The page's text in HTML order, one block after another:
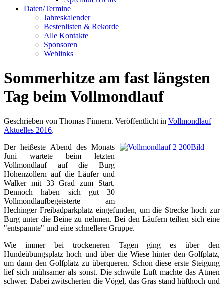
Daten/Termine
Jahreskalender
Bestenlisten & Rekorde
Alle Kontakte
Sponsoren
Weblinks
Sommerhitze am fast längsten
Tag beim Vollmondlauf
Geschrieben von Thomas Finnern. Veröffentlicht in Vollmondlauf
Aktuelles 2016.
Der heißeste Abend des Monats
Juni wartete beim letzten
Vollmondlauf auf die Burg
Hohenzollern auf die Läufer und
Walker mit 33 Grad zum Start.
Dennoch haben sich gut 30
Vollmondlaufbegeisterte am
Hechinger Freibadparkplatz eingefunden, um die Strecke hoch zur
Burg unter die Beine zu nehmen. Bei den Läufern teilten sich eine
"entspannte" und eine schnellere Gruppe.
Wie immer bei trockeneren Tagen ging es über den
Hundeübungsplatz hoch und über die Wiese hinter den Golfplatz,
um dann den Golfplatz zu überqueren. Schon diese erste Steigung
lief sich mühsamer als sonst. Die schwüle Luft machte das Atmen
schwer. Dabei zwitscherten die Vögel, das Gras stand hüfthoch und